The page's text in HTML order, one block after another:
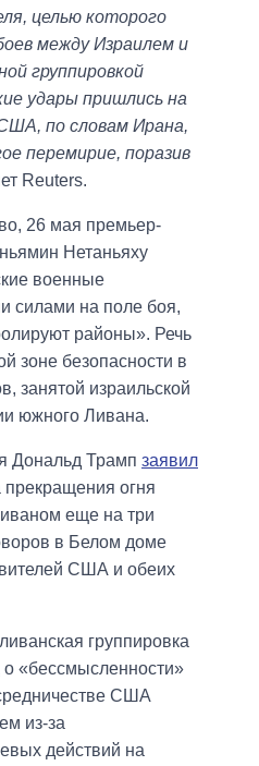
целью которого
между Израилем и
группировкой
удары пришлись на
по словам Ирана,
перемирие, поразив
Reuters.
26 мая премьер-
Нетаньяху
военные
силами на поле боя,
районы». Речь
зоне безопасности в
занятой израильской
южного Ливана.
Дональд Трамп заявил
огня
еще на три
в Белом доме
США и обеих
группировка
о «бессмысленности»
США
из-за
действий на